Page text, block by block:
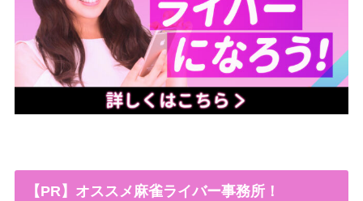
【PR】オススメ麻雀ライバー事務所！